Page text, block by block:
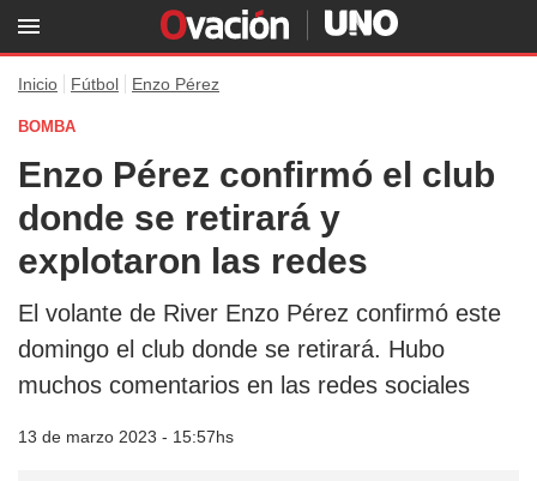
Inicio Fútbol Enzo Pérez
BOMBA
Enzo Pérez confirmó el club
donde se retirará y
explotaron las redes
El volante de River Enzo Pérez confirmó este
domingo el club donde se retirará. Hubo
muchos comentarios en las redes sociales
13 de marzo 2023 - 15:57hs